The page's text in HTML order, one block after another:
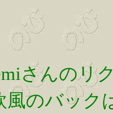
さんのリ
風のバック